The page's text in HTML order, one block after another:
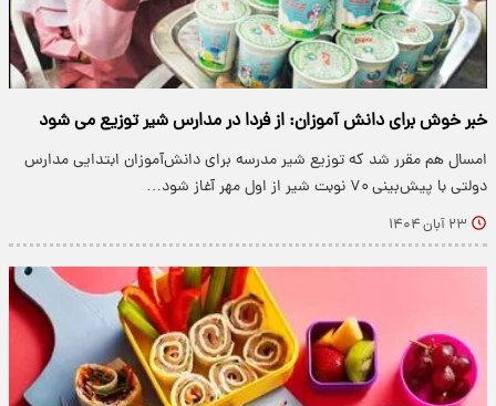
خبر خوش برای دانش آموزان: از فردا در مدارس شیر توزیع می شود
امسال هم مقرر شد که توزیع شیر مدرسه برای دانش‌آموزان ابتدایی مدارس
دولتی با پیش‌بینی ۷۰ نوبت شیر از اول مهر آغاز شود…
۲۳ آبان ۱۴۰۴